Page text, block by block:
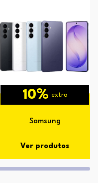
10% extra
Samsung
Ver produtos